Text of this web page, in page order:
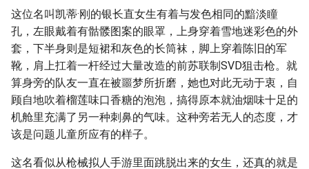
这位名叫凯蒂·刚的银长直女生有着与发色相同的黯淡瞳
孔，左眼戴着有骷髅图案的眼罩，上身穿着雪地迷彩色的外
套，下半身则是短裙和灰色的长筒袜，脚上穿着陈旧的军
靴，肩上扛着一杆经过大量改造的前苏联制SVD狙击枪。就
算身旁的队友一直在被噩梦所折磨，她也对此无动于衷，自
顾自地吹着榴莲味口香糖的泡泡，搞得原本就油烟味十足的
机舱里充满了另一种刺鼻的气味。这种旁若无人的态度，才
该是问题儿童所应有的样子。
这名看似从枪械拟人手游里面跳脱出来的女生，还真的就是